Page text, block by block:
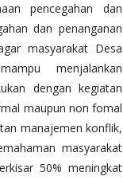
pencegahan dan
dan penanganan
masyarakat Desa
menjalankan
dengan kegiatan
maupun non fomal
manajemen konflik,
masyarakat
50% meningkat